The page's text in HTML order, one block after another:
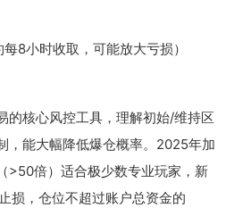
8小时收取，可能放大亏损）
的核心风控工具，理解初始/维持区
，能大幅降低爆仓概率。2025年加
>50倍）适合极少数专业玩家，新
损，仓位不超过账户总资金的